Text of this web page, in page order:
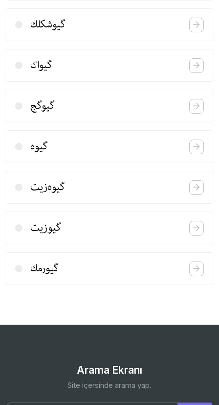
گیوشكلك
گیواك
گیوگج
گیوه
گیوه‌زیت
گیوزیت
گیورمك
Arama Ekranı
Site içersinde arama yap.